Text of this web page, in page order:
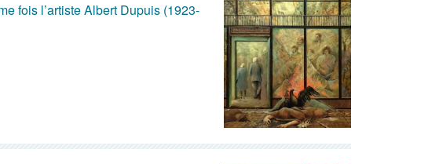
fois l’artiste Albert Dupuis (1923-